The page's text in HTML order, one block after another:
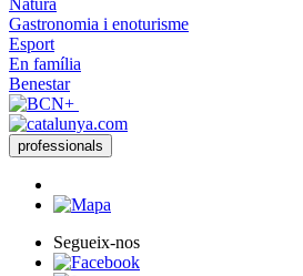
Natura
Gastronomia i enoturisme
Esport
En família
Benestar
professionals
Segueix-nos